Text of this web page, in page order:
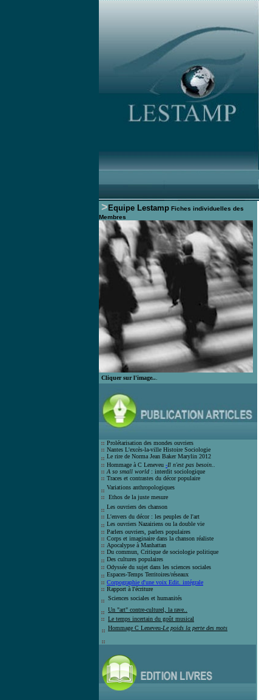
> Equipe Lestamp Fiches individuelles des
Membres
Cliquer sur l'image..
Prolétarisation des mondes ouvriers
Nantes L'excès-la-ville Histoire Sociologie
Le rire de Norma Jean Baker Marylin 2012
Hommage à C Leneveu -Il n'est pas besoin..
A so small world : interdit sociologique
Traces et contrastes du décor populaire
Variations anthropologiques
Ethos de la juste mesure
Les ouvriers des chanson
L'envers du décor : les peuples de l'art
Les ouvriers Nazairiens ou la double vie
Parlers ouvriers, parlers populaires
Corps et imaginaire dans la chanson réaliste
Apocalypse à Manhattan
Du commun, Critique de sociologie politique
Des cultures populaires
Odyssée du sujet dans les sciences sociales
Espaces-Temps Territoires/réseaux
Corpographie d'une voix Edit. intégrale
Rapport à l'écriture
Sciences sociales et humanités
Un "art" contre-culturel, la rave..
Le temps incertain du goût musical
Hommage C Leneveu-Le poids la perte des mots